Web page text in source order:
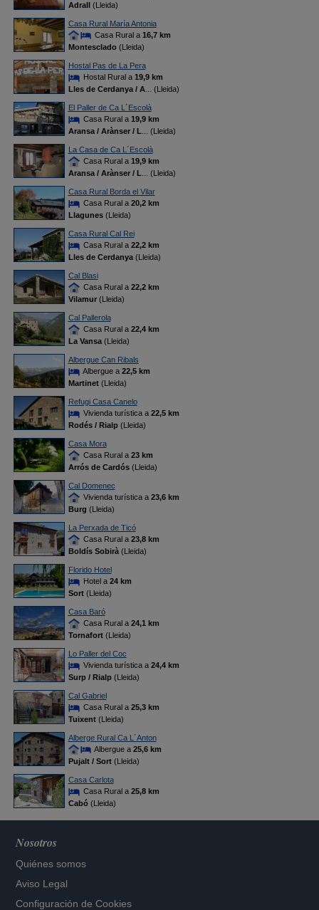
Adrall(Lleida)
Casa Rural María Antonia
Casa Rural a 16,7 km
Montesclado(Lleida)
Hostal Pas de La Pera
Hostal Rural a 19,9 km
Lles de Cerdanya / A ... (Lleida)
El Paller de Ca L´Escolà
Casa Rural a 19,9 km
Aransa / Arànser / L ... (Lleida)
La Casa de Ca L´Escolà
Casa Rural a 19,9 km
Aransa / Arànser / L ... (Lleida)
Casa Rural Borda el Vilar
Casa Rural a 20,2 km
Llagunes(Lleida)
Casa Rural Cal Rei
Casa Rural a 22,2 km
Lles de Cerdanya(Lleida)
Cal Blasi
Casa Rural a 22,2 km
Vilamur(Lleida)
Cal Pallerola
Casa Rural a 22,4 km
La Vansa(Lleida)
Albergue Can Ribals
Albergue a 22,5 km
Martinet(Lleida)
Refugi Casa Canelo
Vivienda turística a 22,5 km
Rodés / Rialp(Lleida)
Casa Mora
Casa Rural a 23 km
Arrós de Cardós(Lleida)
Cal Domenec
Vivienda turística a 23,6 km
Burg (Lleida)
La Perxada de Ticó
Casa Rural a 23,8 km
Boldís Sobirà(Lleida)
Florido Hotel
Hotel a 24 km
Sort(Lleida)
Casa Baró
Casa Rural a 24,1 km
Tornafort(Lleida)
Lo Paller del Coc
Vivienda turística a 24,4 km
Surp / Rialp(Lleida)
Cal Gabriel
Casa Rural a 25,3 km
Tuixent(Lleida)
Alberge Rural Ca L´Anton
Albergue a 25,6 km
Pujalt / Sort(Lleida)
Casa Carlota
Casa Rural a 25,8 km
Cabó(Lleida)
Nosotros
Quiénes somos
Aviso Legal
Configuración de Cookies